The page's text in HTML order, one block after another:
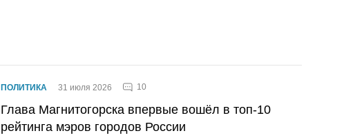
ПОЛИТИКА 31 июля 2026 10
Глава Магнитогорска впервые вошёл в топ-10
рейтинга мэров городов России